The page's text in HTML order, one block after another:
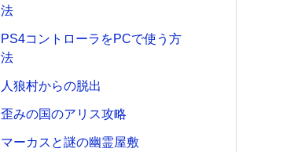
法
PS4コントローラをPCで使う方
法
人狼村からの脱出
歪みの国のアリス攻略
マーカスと謎の幽霊屋敷